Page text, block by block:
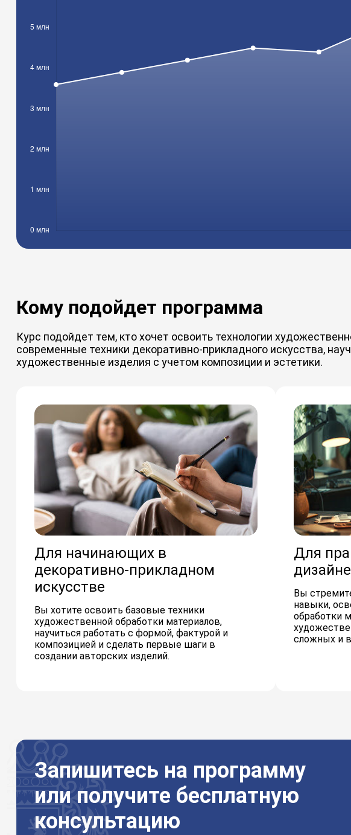
Кому подойдет программа
Курс подойдет тем, кто хочет освоить технологии
современные техники декоративно-прикладного искусства,
художественные изделия с учетом композиции и эстетики.
Для начинающих в
декоративно-прикладном
искусстве
Вы хотите освоить базовые техники
художественной обработки материалов,
научиться работать с формой, фактурой и
композицией и сделать первые шаги в
создании авторских изделий.
Для
Вы
навыки,
обработки
сложных и
Запишитесь на программу
или получите бесплатную
консультацию